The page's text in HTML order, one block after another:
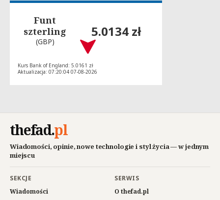
Funt
szterling
(GBP)
5.0134 zł
Kurs Bank of England: 5.0161 zł
Aktualizacja: 07:20:04 07-08-2026
thefad.pl
Wiadomości, opinie, nowe technologie i styl życia — w jednym
miejscu
SEKCJE
Wiadomości
SERWIS
O thefad.pl